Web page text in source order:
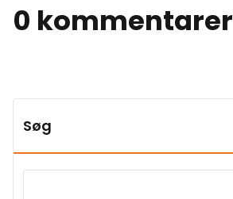
0 kommentarer
Søg